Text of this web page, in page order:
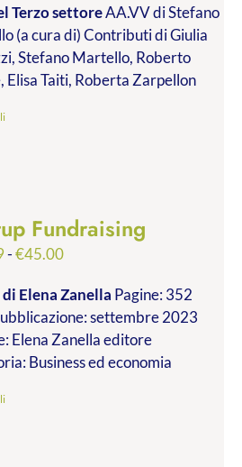
€9.99
a
€19.00
Terzo settoreAA.VV di Stefano
(a cura di) Contributi di Giulia
Stefano Martello, Roberto
Elisa Taiti, Roberta Zarpellon
Fundraising
-€45.00Fascia
prezzo:
da
€24.99
a
Elena Zanella Pagine: 352
settembre 2023
Elena Zanella editore
Business ed economia